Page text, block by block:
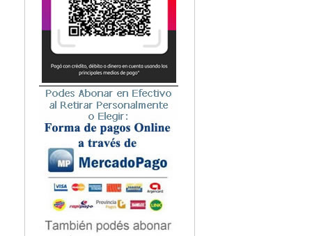
Medicina del Deporte / Rehabilitación
Medicina Emergencias / Urgencias
Medicina Forense / Legal
Medicina General
Medicina Interna
Microbiología
Nefrología
Neonatología / Pediatría
Neumología
Neuroanatomía / Neurociencia
Neurocirugía
Neurología
Nutrición
Odontología
Oftalmología